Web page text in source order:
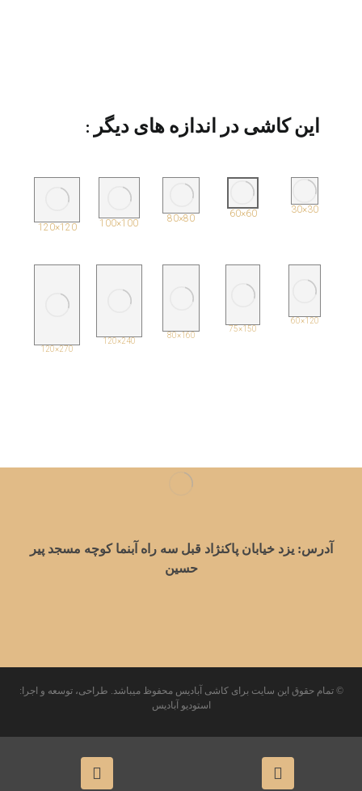
این کاشی در اندازه های دیگر :
30×30
60×60
80×80
100×100
120×120
120×60
150×75
160×80
240×120
270×120
آدرس: یزد خیابان پاکنژاد قبل سه راه آبنما کوچه مسجد پیر
حسین
© تمام حقوق این سایت برای کاشی آبادیس محفوظ میباشد. طراحی، توسعه و اجرا:
استودیو آبادیس